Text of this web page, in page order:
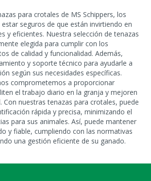
para crotales de MS Schippers, los
seguros de que están invirtiendo en
y eficientes. Nuestra selección de tenazas
elegida para cumplir con los
de calidad y funcionalidad. Además,
y soporte técnico para ayudarle a
según sus necesidades específicas.
comprometemos a proporcionar
el trabajo diario en la granja y mejoren
Con nuestras tenazas para crotales, puede
rápida y precisa, minimizando el
para sus animales. Así, puede mantener
y fiable, cumpliendo con las normativas
una gestión eficiente de su ganado.